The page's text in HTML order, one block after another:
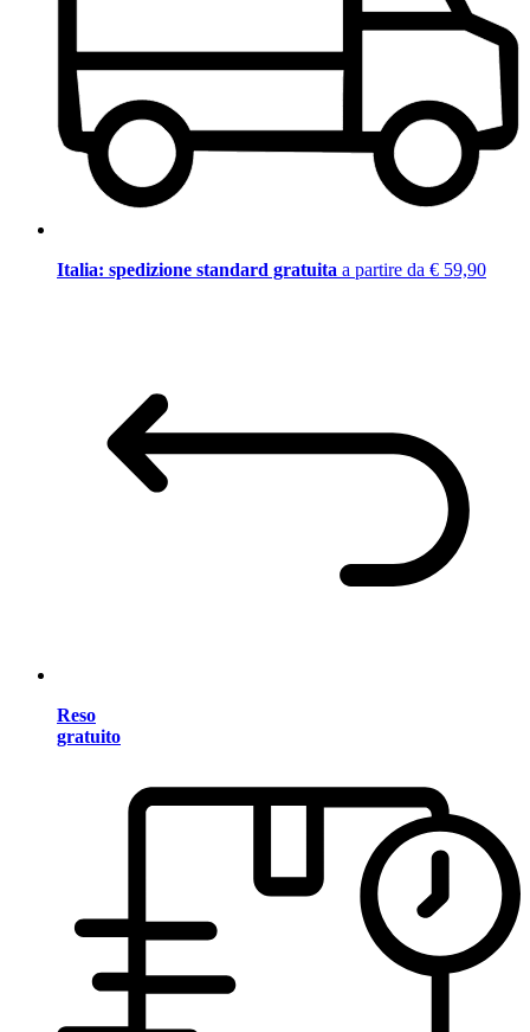
Italia: spedizione standard gratuita a partire da € 59,90
Reso
gratuito